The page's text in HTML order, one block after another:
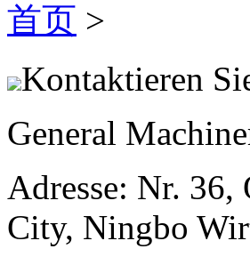
首页 >
Kontaktieren
General
Adresse: Nr. 36,
City, Ningbo